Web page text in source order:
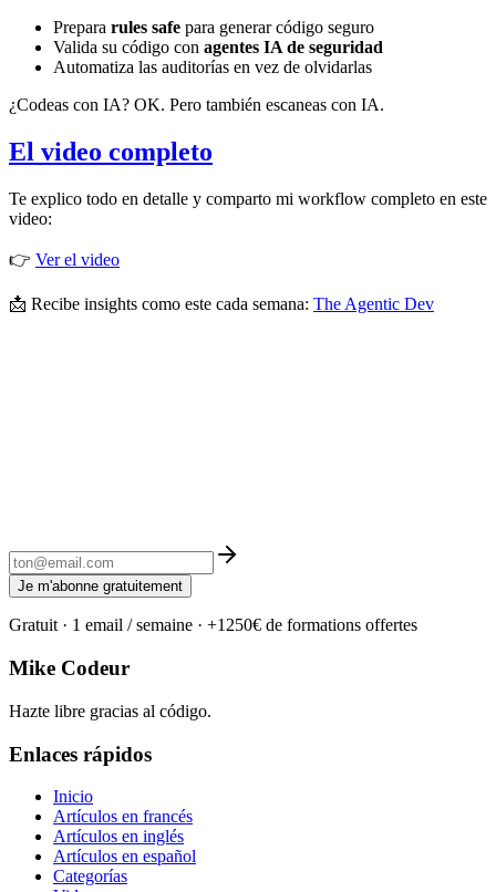
Prepara rules safe para generar código seguro
Valida su código con agentes IA de seguridad
Automatiza las auditorías en vez de olvidarlas
¿Codeas con IA? OK. Pero también escaneas con IA.
El video completo
Te explico todo en detalle y comparto mi workflow completo en este
video:
👉 Ver el video
📩 Recibe insights como este cada semana: The Agentic Dev
Je m'abonne gratuitement
Gratuit · 1 email / semaine · +1250€ de formations offertes
Mike Codeur
Hazte libre gracias al código.
Enlaces rápidos
Inicio
Artículos en francés
Artículos en inglés
Artículos en español
Categorías